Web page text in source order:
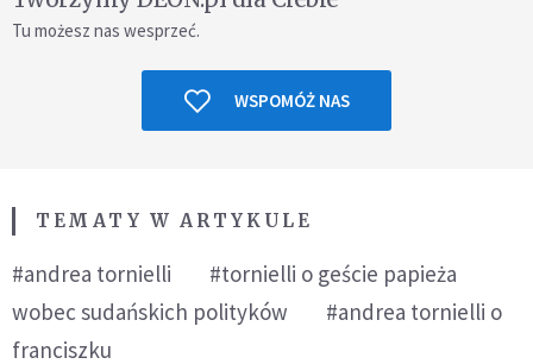
Tu możesz nas wesprzeć.
WSPOMÓŻ NAS
TEMATY W ARTYKULE
#andrea tornielli
#tornielli o geście papieża
wobec sudańskich polityków
#andrea tornielli o
franciszku